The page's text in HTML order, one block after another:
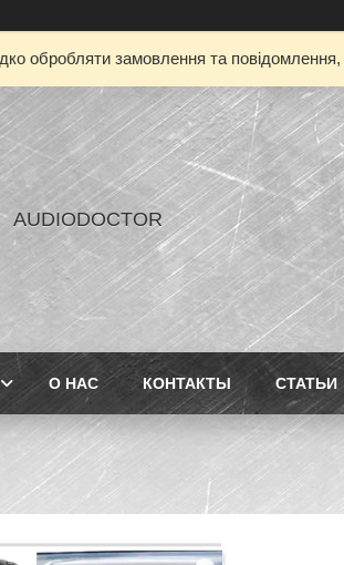
обробляти замовлення та
AUDIODOCTOR
О НАС КОНТАКТЫ СТАТЬИ